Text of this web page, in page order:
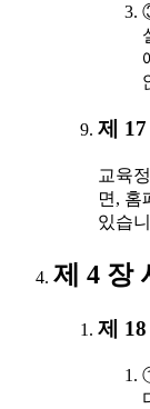
제
교육
면, 홈
있습
제 4 장
제